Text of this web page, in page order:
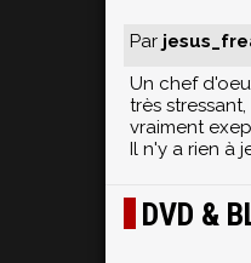
Par
Un chef
très
vraiment
Il n'y a rien à
DVD &